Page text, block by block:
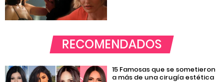
RECOMENDADOS
15 Famosas que se sometieron
a más de una cirugía estética